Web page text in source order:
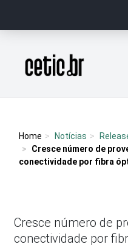
Página inicial
Home Notícias
Cresce número de
conectividade por fibra
Cresce número de
conectividade por